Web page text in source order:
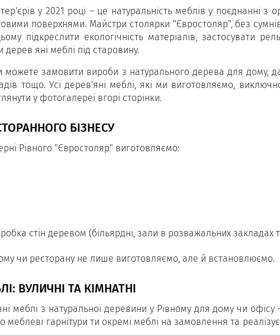
у 2021 році – це натуральність меблів у поєднанні
поверхнями. Майстри столярки "Євростоляр", без
підкреслити екологічність матеріалів, застосувати
яні меблі під старовину.
можете замовити вироби з натурального дерева для дому,
тощо. Усі дерев'яні меблі, які ми виготовляємо,
у фотогалереї вгорі сторінки.
БІЗНЕСУ
Рівного "Євростоляр" виготовляємо:
стін деревом (більярдні, зали в розважальних закладах
чи ресторану не лише виготовляємо, але й встановлюємо.
ВУЛИЧНІ ТА КІМНАТНІ
меблі з натуральної деревини у Рівному для дому чи
меблеві гарнітури ти окремі меблі на замовлення та